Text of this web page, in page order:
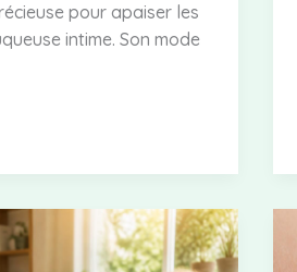
pour apaiser les
intime. Son mode